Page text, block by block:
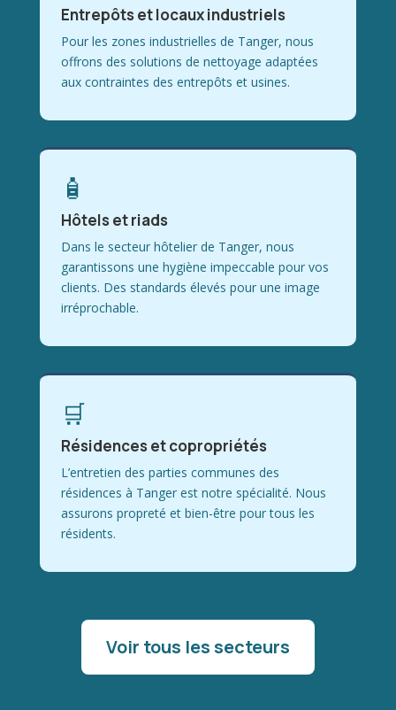
Entrepôts et locaux industriels
Pour les zones industrielles de Tanger, nous
offrons des solutions de nettoyage adaptées
aux contraintes des entrepôts et usines.
🧴
Hôtels et riads
Dans le secteur hôtelier de Tanger, nous
garantissons une hygiène impeccable pour vos
clients. Des standards élevés pour une image
irréprochable.
🛒
Résidences et copropriétés
L’entretien des parties communes des
résidences à Tanger est notre spécialité. Nous
assurons propreté et bien-être pour tous les
résidents.
Voir tous les secteurs